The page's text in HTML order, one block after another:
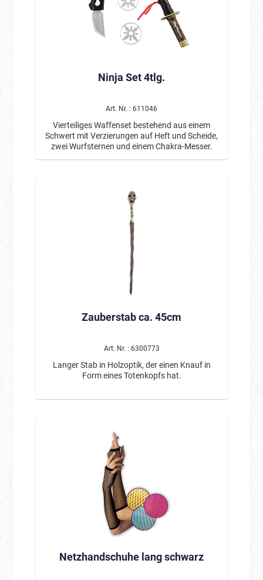
Ninja Set 4tlg.
Art. Nr. : 611046
Vierteiliges Waffenset bestehend aus einem
Schwert mit Verzierungen auf Heft und Scheide,
zwei Wurfsternen und einem Chakra-Messer.
Zauberstab ca. 45cm
Art. Nr. : 6300773
Langer Stab in Holzoptik, der einen Knauf in
Form eines Totenkopfs hat.
Netzhandschuhe lang schwarz